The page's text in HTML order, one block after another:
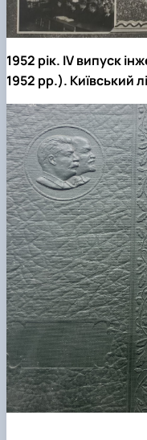
1952 рік. IV випуск
1952 рр.). Київський